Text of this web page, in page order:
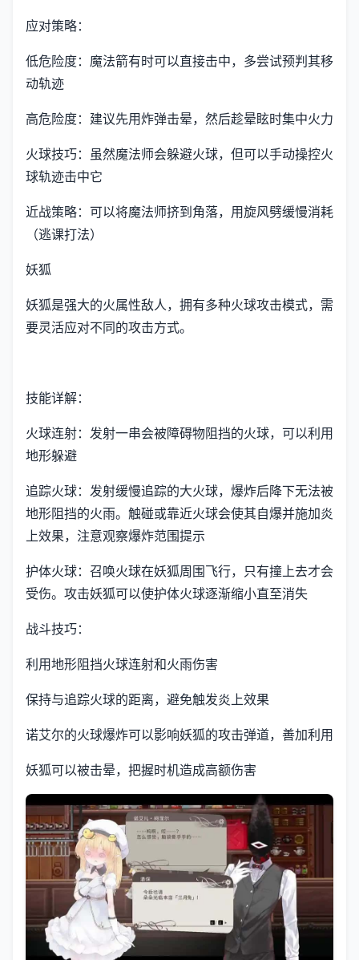
应对策略：
低危险度：魔法箭有时可以直接击中，多尝试预判其移
动轨迹
高危险度：建议先用炸弹击晕，然后趁晕眩时集中火力
火球技巧：虽然魔法师会躲避火球，但可以手动操控火
球轨迹击中它
近战策略：可以将魔法师挤到角落，用旋风劈缓慢消耗
（逃课打法）
妖狐
妖狐是强大的火属性敌人，拥有多种火球攻击模式，需
要灵活应对不同的攻击方式。
技能详解：
火球连射：发射一串会被障碍物阻挡的火球，可以利用
地形躲避
追踪火球：发射缓慢追踪的大火球，爆炸后降下无法被
地形阻挡的火雨。触碰或靠近火球会使其自爆并施加炎
上效果，注意观察爆炸范围提示
护体火球：召唤火球在妖狐周围飞行，只有撞上去才会
受伤。攻击妖狐可以使护体火球逐渐缩小直至消失
战斗技巧：
利用地形阻挡火球连射和火雨伤害
保持与追踪火球的距离，避免触发炎上效果
诺艾尔的火球爆炸可以影响妖狐的攻击弹道，善加利用
妖狐可以被击晕，把握时机造成高额伤害